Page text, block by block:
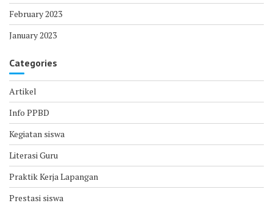
February 2023
January 2023
Categories
Artikel
Info PPBD
Kegiatan siswa
Literasi Guru
Praktik Kerja Lapangan
Prestasi siswa